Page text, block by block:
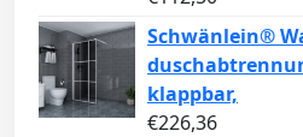
Schwänlein®
klappbar,
€226,36